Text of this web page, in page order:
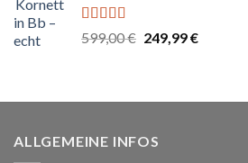
Bewertet
5.00
599,00€ Ursprünglicher
249,99€Aktueller
ALLGEMEINE INFOS